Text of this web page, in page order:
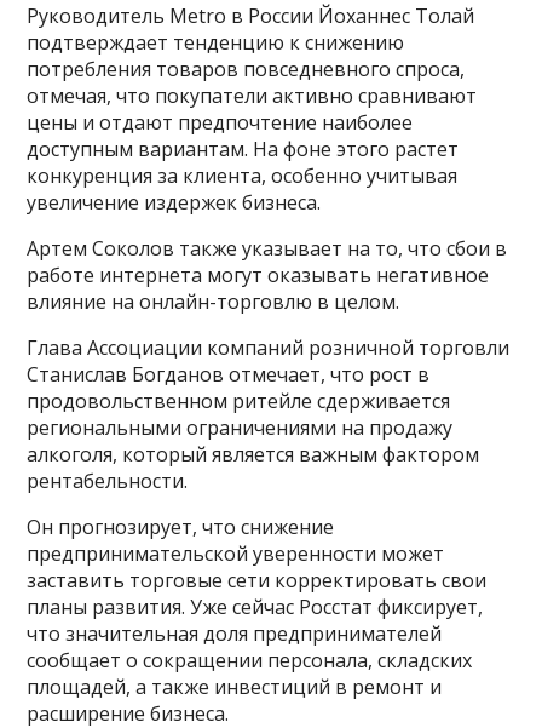
Руководитель Metro в России Йоханнес Толай
подтверждает тенденцию к снижению
потребления товаров повседневного спроса,
отмечая, что покупатели активно сравнивают
цены и отдают предпочтение наиболее
доступным вариантам. На фоне этого растет
конкуренция за клиента, особенно учитывая
увеличение издержек бизнеса.
Артем Соколов также указывает на то, что сбои в
работе интернета могут оказывать негативное
влияние на онлайн-торговлю в целом.
Глава Ассоциации компаний розничной торговли
Станислав Богданов отмечает, что рост в
продовольственном ритейле сдерживается
региональными ограничениями на продажу
алкоголя, который является важным фактором
рентабельности.
Он прогнозирует, что снижение
предпринимательской уверенности может
заставить торговые сети корректировать свои
планы развития. Уже сейчас Росстат фиксирует,
что значительная доля предпринимателей
сообщает о сокращении персонала, складских
площадей, а также инвестиций в ремонт и
расширение бизнеса.